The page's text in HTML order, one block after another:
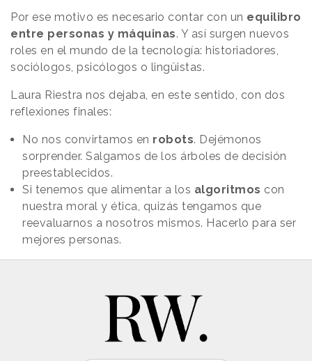
Por ese motivo es necesario contar con un equilibro
entre personas y máquinas. Y así surgen nuevos
roles en el mundo de la tecnología: historiadores,
sociólogos, psicólogos o lingüistas.
Laura Riestra nos dejaba, en este sentido, con dos
reflexiones finales:
No nos convirtamos en robots. Dejémonos
sorprender. Salgamos de los árboles de decisión
preestablecidos.
Si tenemos que alimentar a los algoritmos con
nuestra moral y ética, quizás tengamos que
reevaluarnos a nosotros mismos. Hacerlo para ser
mejores personas.